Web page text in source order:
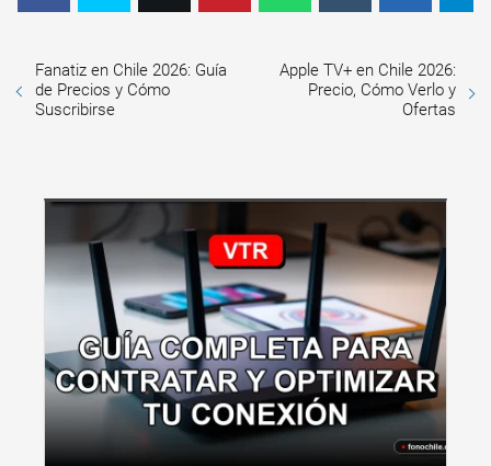
Fanatiz en Chile 2026: Guía
de Precios y Cómo
Suscribirse
Apple TV+ en Chile 2026:
Precio, Cómo Verlo y
Ofertas